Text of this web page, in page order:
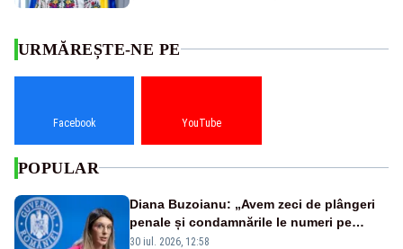
URMĂREȘTE-NE PE
Facebook YouTube
POPULAR
Diana Buzoianu: „Avem zeci de plângeri
penale și condamnările le numeri pe
degetele de la o mână”
30 iul. 2026, 12:58